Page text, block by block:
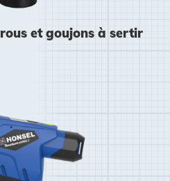
et goujons à sertir